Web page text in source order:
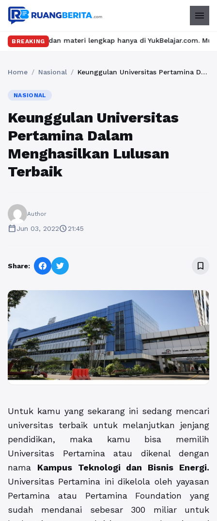
menu
BREAKING
dan materi lengkap hanya di YukBelajar.com. Mulai
Home / Nasional / Keunggulan Universitas Pertamina Dalam Menghasilkan Lulusan Terbaik
NASIONAL
Keunggulan Universitas
Pertamina Dalam
Menghasilkan Lulusan
Terbaik
Author
calendar_todayJun 03, 2022schedule21:45
Share: bookmark_border
Untuk kamu yang sekarang ini sedang mencari
universitas terbaik untuk melanjutkan jenjang
pendidikan, maka kamu bisa memilih
Universitas Pertamina atau dikenal dengan
nama Kampus Teknologi dan Bisnis Energi.
Universitas Pertamina ini dikelola oleh yayasan
Pertamina atau Pertamina Foundation yang
sudah mendanai sebesar 300 miliar untuk